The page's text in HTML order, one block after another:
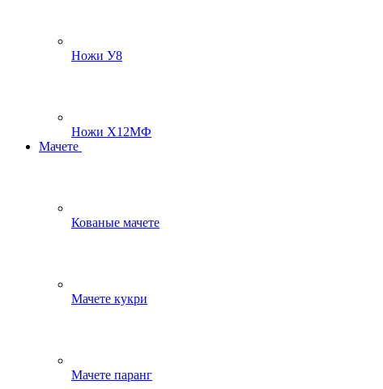
Ножи У8
Ножи Х12МФ
Мачете
Кованые мачете
Мачете кукри
Мачете паранг